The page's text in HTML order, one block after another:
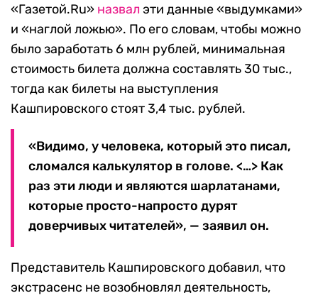
«Газетой.Ru» назвал эти данные «выдумками»
и «наглой ложью». По его словам, чтобы можно
было заработать 6 млн рублей, минимальная
стоимость билета должна составлять 30 тыс.,
тогда как билеты на выступления
Кашпировского стоят 3,4 тыс. рублей.
«Видимо, у человека, который это писал,
сломался калькулятор в голове. <…> Как
раз эти люди и являются шарлатанами,
которые просто-напросто дурят
доверчивых читателей», — заявил он.
Представитель Кашпировского добавил, что
экстрасенс не возобновлял деятельность,